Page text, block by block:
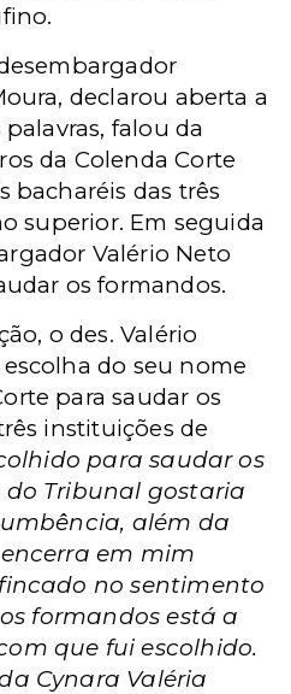
declarou aberta a
falou da
da Colenda Corte
bacharéis das três
superior. Em seguida
Valério Neto
os formandos.
o des. Valério
do seu nome
para saudar os
instituições de
para saudar os
Tribunal gostaria
além da
em mim
no sentimento
formandos está a
que fui escolhido.
Cynara Valéria